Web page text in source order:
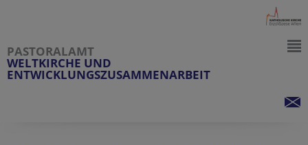
PASTORALAMT
WELTKIRCHE UND
ENTWICKLUNGSZUSAMMENARBEIT